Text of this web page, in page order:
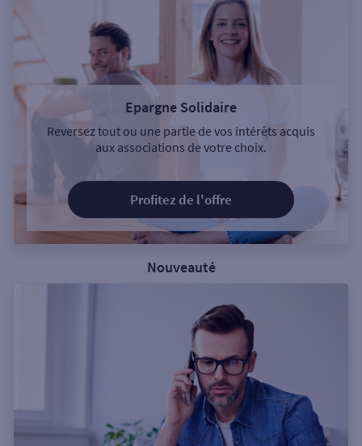
Epargne Solidaire
Reversez tout ou une partie de vos intérêts acquis
aux associations de votre choix.
Profitez de l'offre
Nouveauté